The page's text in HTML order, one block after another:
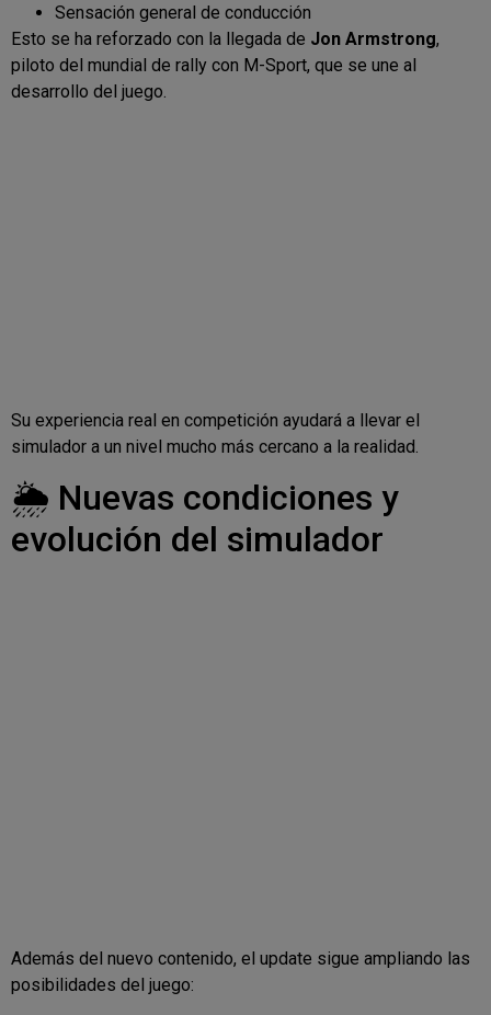
Sensación general de conducción
Esto se ha reforzado con la llegada de Jon Armstrong,
piloto del mundial de rally con M-Sport, que se une al
desarrollo del juego.
Su experiencia real en competición ayudará a llevar el
simulador a un nivel mucho más cercano a la realidad.
🌦️ Nuevas condiciones y
evolución del simulador
Además del nuevo contenido, el update sigue ampliando las
posibilidades del juego: